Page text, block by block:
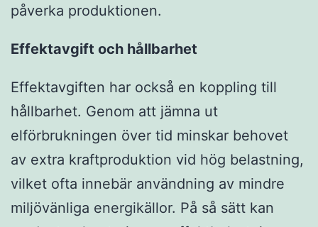
påverka produktionen.
Effektavgift och hållbarhet
Effektavgiften har också en koppling till
hållbarhet. Genom att jämna ut
elförbrukningen över tid minskar behovet
av extra kraftproduktion vid hög belastning,
vilket ofta innebär användning av mindre
miljövänliga energikällor. På så sätt kan